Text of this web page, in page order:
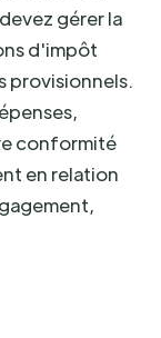
gérer la
d'impôt
provisionnels.
conformité
en relation